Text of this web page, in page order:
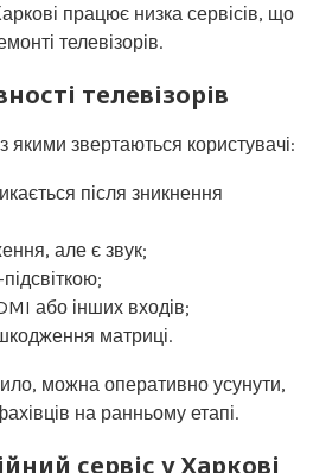
працює низка сервісів, що
телевізорів.
телевізорів
якими звертаються користувачі:
після зникнення
але є звук;
або інших входів;
матриці.
можна оперативно усунути,
на ранньому етапі.
сервіс у Харкові